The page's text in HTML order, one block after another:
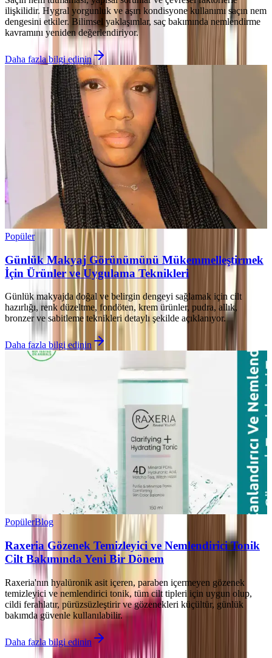
ilişkilidir. Hygral yorgunluk ve aşırı kondisyone kullanımı saçın nem
dengesini etkiler. Bilimsel yaklaşımlar, saç bakımında nemlendirme
kavramını yeniden değerlendiriyor.
Daha fazla bilgi edinin
Popüler
Günlük Makyaj Görünümünü Mükemmelleştirmek
İçin Ürünler ve Uygulama Teknikleri
Günlük makyajda doğal ve belirgin dengeyi sağlamak için cilt
hazırlığı, renk düzeltme, fondöten, krem ürünler, pudra, allık,
bronzer ve sabitleme teknikleri detaylı şekilde açıklanıyor.
Daha fazla bilgi edinin
PopülerBlog
Raxeria Gözenek Temizleyici ve Nemlendirici Tonik
Cilt Bakımında Yeni Bir Dönem
Raxeria'nın hyalüronik asit içeren, paraben içermeyen gözenek
temizleyici ve nemlendirici tonik, tüm cilt tipleri için uygun olup,
cildi ferahlatır, pürüzsüzleştirir ve gözenekleri küçültür, günlük
bakımda güvenle kullanılabilir.
Daha fazla bilgi edinin